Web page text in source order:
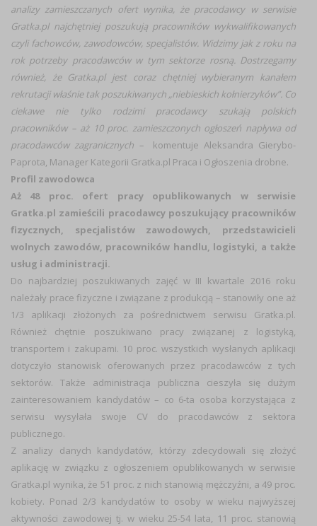
analizy zamieszczanych ofert wynika, że pracodawcy w serwisie
Gratka.pl najchętniej poszukują pracowników wykwalifikowanych
czyli fachowców, zawodowców, specjalistów. Widzimy jak z roku na
rok potrzeby pracodawców w tym sektorze rosną. Dostrzegamy
również, że Gratka.pl jest coraz chętniej wybieranym kanałem
rekrutacji właśnie tak poszukiwanych „niebieskich kołnierzyków”. Co
ciekawe nie tylko rodzimi pracodawcy szukają polskich
pracowników – aż 10 proc. zamieszczonych ogłoszeń napływa od
pracodawców zagranicznych –
komentuje Aleksandra Gierybo-
Paprota, Manager Kategorii Gratka.pl Praca i Ogłoszenia drobne.
Profil zawodowca
Aż 48 proc. ofert pracy opublikowanych w serwisie
Gratka.pl zamieścili pracodawcy poszukujący pracowników
fizycznych, specjalistów zawodowych, przedstawicieli
wolnych zawodów, pracowników handlu, logistyki, a także
usług i administracji.
Do najbardziej poszukiwanych zajęć w III kwartale 2016 roku
należały prace fizyczne i związane z produkcją – stanowiły one aż
1/3 aplikacji złożonych za pośrednictwem serwisu Gratka.pl.
Również chętnie poszukiwano pracy związanej z logistyką,
transportem i zakupami. 10 proc. wszystkich wysłanych aplikacji
dotyczyło stanowisk oferowanych przez pracodawców z tych
sektorów. Także administracja publiczna cieszyła się dużym
zainteresowaniem kandydatów – co 6-ta osoba korzystająca z
serwisu wysyłała swoje CV do pracodawców z sektora
publicznego.
Z analizy danych kandydatów, którzy zdecydowali się złożyć
aplikację w związku z ogłoszeniem opublikowanych w serwisie
Gratka.pl wynika, że 51 proc. z nich stanowią mężczyźni, a 49 proc.
kobiety. Ponad 2/3 kandydatów to osoby w wieku najwyższej
aktywności zawodowej tj. w wieku 25-54 lata, 11 proc. stanowią